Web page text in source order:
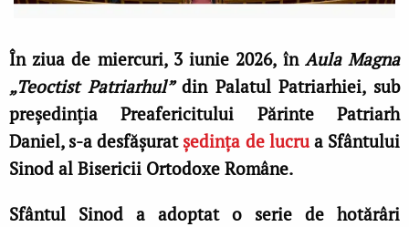
În ziua de miercuri, 3 iunie 2026, în Aula Magna
„Teoctist Patriarhul”din Palatul Patriarhiei, sub
președinția Preafericitului Părinte Patriarh
Daniel, s-a desfășurat ședința de lucrua Sfântului
Sinod al Bisericii Ortodoxe Române.
Sfântul Sinod a adoptat o serie de hotărâri